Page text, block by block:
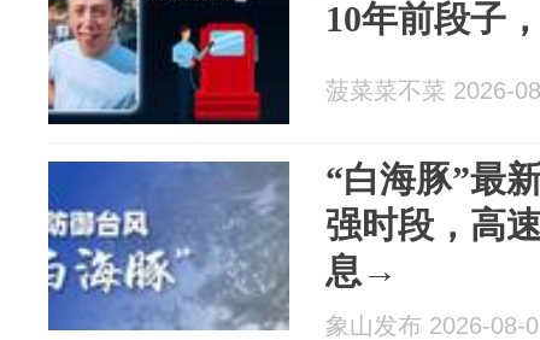
10年前段子
菠菜菜不菜 2026-
“白海豚”最
强时段，高
息→
象山发布 2026-08-